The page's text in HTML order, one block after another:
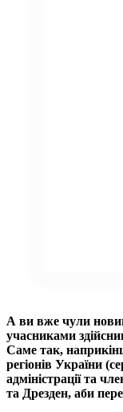
А ви вже чули
учасниками
Саме так,
регіонів України
адміністрації та
та Дрезден, аби